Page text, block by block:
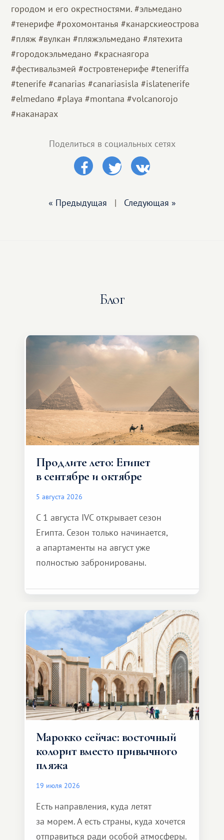
городом и его окрестностями. #эльмедано
#тенерифе #рохомонтанья #канарскиеострова
#пляж #вулкан #пляжэльмедано #лятехита
#городокэльмедано #краснаягора
#фестивальзмей #островтенерифе #teneriffa
#tenerife #canarias #canariasisla #islatenerife
#elmedano #playa #montana #volcanorojo
#наканарах
Поделиться в социальных сетях
« Предыдущая | Следующая »
Блог
Продлите лето: Египет
в сентябре и октябре
5 августа 2026
С 1 августа IVC открывает сезон
Египта. Сезон только начинается,
а апартаменты на август уже
полностью забронированы.
Марокко сейчас: восточный
колорит вместо привычного
пляжа
19 июля 2026
Есть направления, куда летят
за морем. А есть страны, куда хочется
отправиться ради особой атмосферы.